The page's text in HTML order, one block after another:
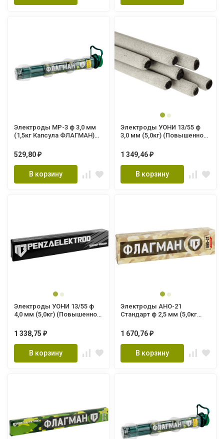
Электроды МР-3 ф 3,0 мм
(1,5кг Капсула ФЛАГМАН)
529,80 ₽
В корзину
Электроды УОНИ 13/55 ф
3,0 мм (5,0кг) (Повышенное
1 349,46 ₽
В корзину
Электроды УОНИ 13/55 ф
4,0 мм (5,0кг) (Повышенное
1 338,75 ₽
В корзину
Электроды АНО-21
Стандарт ф 2,5 мм (5,0кг
1 670,76 ₽
В корзину